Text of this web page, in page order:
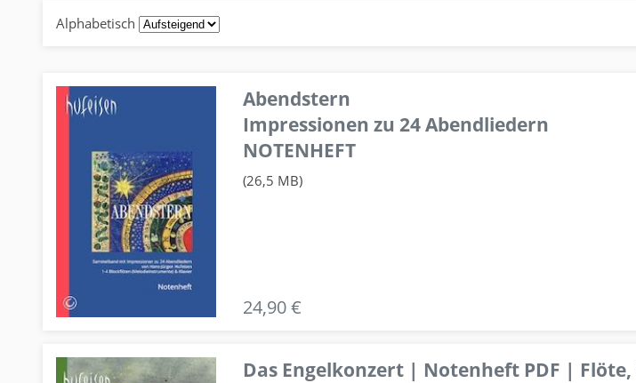
Alphabetisch
Abendstern
Impressionen zu 24 Abendliedern
NOTENHEFT
(26,5 MB)
24,90 €
Das Engelkonzert | Notenheft PDF |